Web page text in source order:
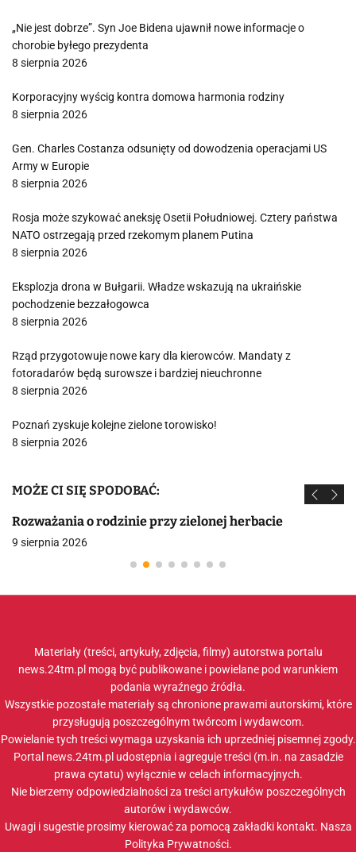
„Nie jest dobrze”. Syn Joe Bidena ujawnił nowe informacje o
chorobie byłego prezydenta
8 sierpnia 2026
Korporacyjny wyścig kontra domowa harmonia rodziny
8 sierpnia 2026
Gen. Charles Costanza odsunięty od dowodzenia operacjami US
Army w Europie
8 sierpnia 2026
Rosja może szykować aneksję Osetii Południowej. Cztery państwa
NATO ostrzegają przed rzekomym planem Putina
8 sierpnia 2026
Eksplozja drona w Bułgarii. Władze wskazują na ukraińskie
pochodzenie bezzałogowca
8 sierpnia 2026
Rząd przygotowuje nowe kary dla kierowców. Mandaty z
fotoradarów będą surowsze i bardziej nieuchronne
8 sierpnia 2026
Poznań zyskuje kolejne zielone torowisko!
8 sierpnia 2026
MOŻE CI SIĘ SPODOBAĆ:
Rozważania o rodzinie przy zielonej herbacie
9 sierpnia 2026
Materiały (treści, artykuły, zdjęcia, filmy) autorstwa portalu
news.24tm.pl mogą być publikowane i powielane pod warunkiem
podania wyraźnego źródła.
Wszystkie pozostałe materiały są chronione prawami autorskimi, które
przysługują poszczególnym twórcom i wydawcom.
Powielanie tych treści wymaga uzyskania ich uprzedniej pisemnej zgody.
Portal news.24tm.pl udostępnia i agreguje treści (m.in. na zasadzie
prawa cytatu) wyłącznie w celach informacyjnych.
Nie bierzemy odpowiedzialności za treści artykułów poszczególnych
autorów i wydawców.
Uwagi i sugestie prosimy kierować za pomocą zakładki kontakt. Nasza
Polityka Prywatności.